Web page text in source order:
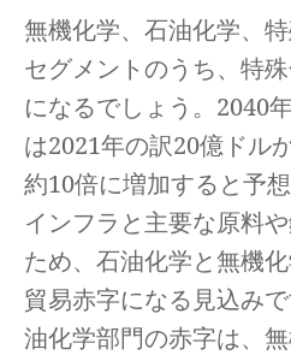
無機化学、石油化学、
セグメントのうち、特
になるでしょう。2040
は2021年の訳20億ドル
約10倍に増加すると予
インフラと主要な原料
ため、石油化学と無機
貿易赤字になる見込み
油化学部門の赤字は、